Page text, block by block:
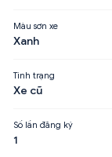
Màu sơn xe
Xanh
Tình trạng
Xe cũ
Số lần đăng ký
1